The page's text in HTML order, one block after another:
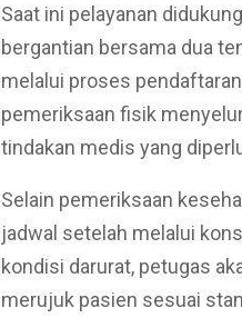
Saat ini pelayanan
bergantian bersama dua
melalui proses
pemeriksaan fisik
tindakan medis yang
Selain pemeriksaan
jadwal setelah melalui
kondisi darurat, petugas
merujuk pasien sesuai